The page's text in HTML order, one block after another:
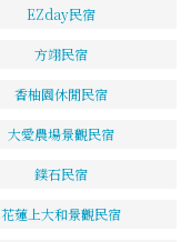
EZday民宿
方翊民宿
香柚園休閒民宿
大愛農場景觀民宿
鏷石民宿
花蓮上大和景觀民宿